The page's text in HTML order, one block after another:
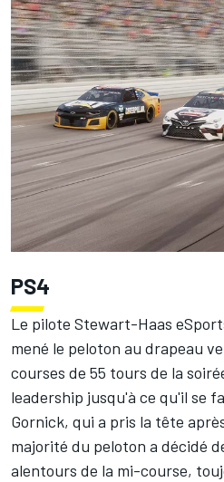
PS4
Le pilote Stewart-Haas
mené le peloton au drapeau
courses de 55 tours de la
leadership jusqu'à ce qu'il se
Gornick, qui a pris la tête
majorité du peloton a décidé
alentours de la mi-course,